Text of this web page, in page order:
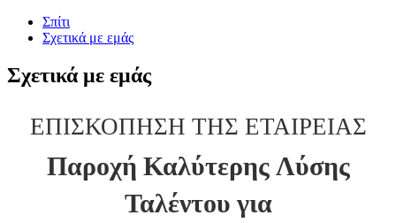
Σπίτι
Σχετικά με εμάς
Σχετικά με εμάς
ΕΠΙΣΚΟΠΗΣΗ ΤΗΣ ΕΤΑΙΡΕΙΑΣ
Παροχή Καλύτερης Λύσης
Ταλέντου για